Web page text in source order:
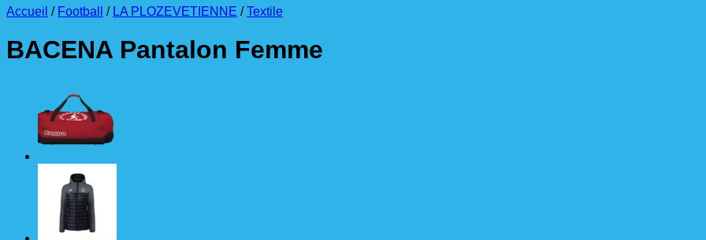
Accueil / Football / LA PLOZEVETIENNE / Textile
BACENA Pantalon Femme